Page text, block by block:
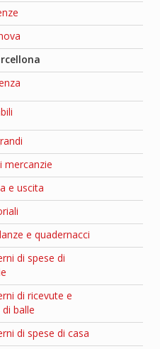
mercanzie
e uscita
e quadernacci
di spese di
di ricevute e
balle
di spese di casa